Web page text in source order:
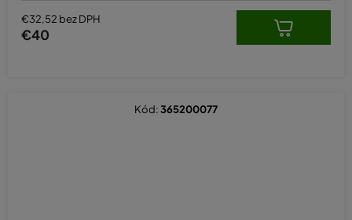
€32,52 bez DPH
€40
Kód:365200077